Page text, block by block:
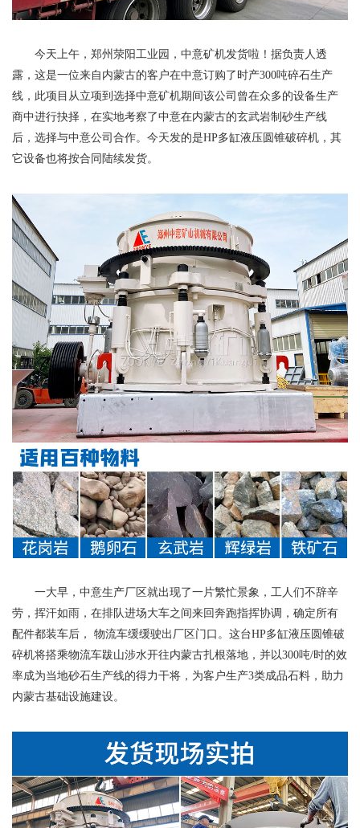
今天上午，郑州荥阳工业园，中意矿机发货啦！据负责人透
露，这是一位来自内蒙古的客户在中意订购了时产300吨碎石生产
线，此项目从立项到选择中意矿机期间该公司曾在众多的设备生产
商中进行抉择，在实地考察了中意在内蒙古的玄武岩制砂生产线
后，选择与中意公司合作。今天发的是HP多缸液压圆锥破碎机，其
它设备也将按合同陆续发货。
一大早，中意生产厂区就出现了一片繁忙景象，工人们不辞辛
劳，挥汗如雨，在排队进场大车之间来回奔跑指挥协调，确定所有
配件都装车后， 物流车缓缓驶出厂区门口。这台HP多缸液压圆锥破
碎机将搭乘物流车跋山涉水开往内蒙古扎根落地，并以300吨/时的效
率成为当地砂石生产线的得力干将，为客户生产3类成品石料，助力
内蒙古基础设施建设。